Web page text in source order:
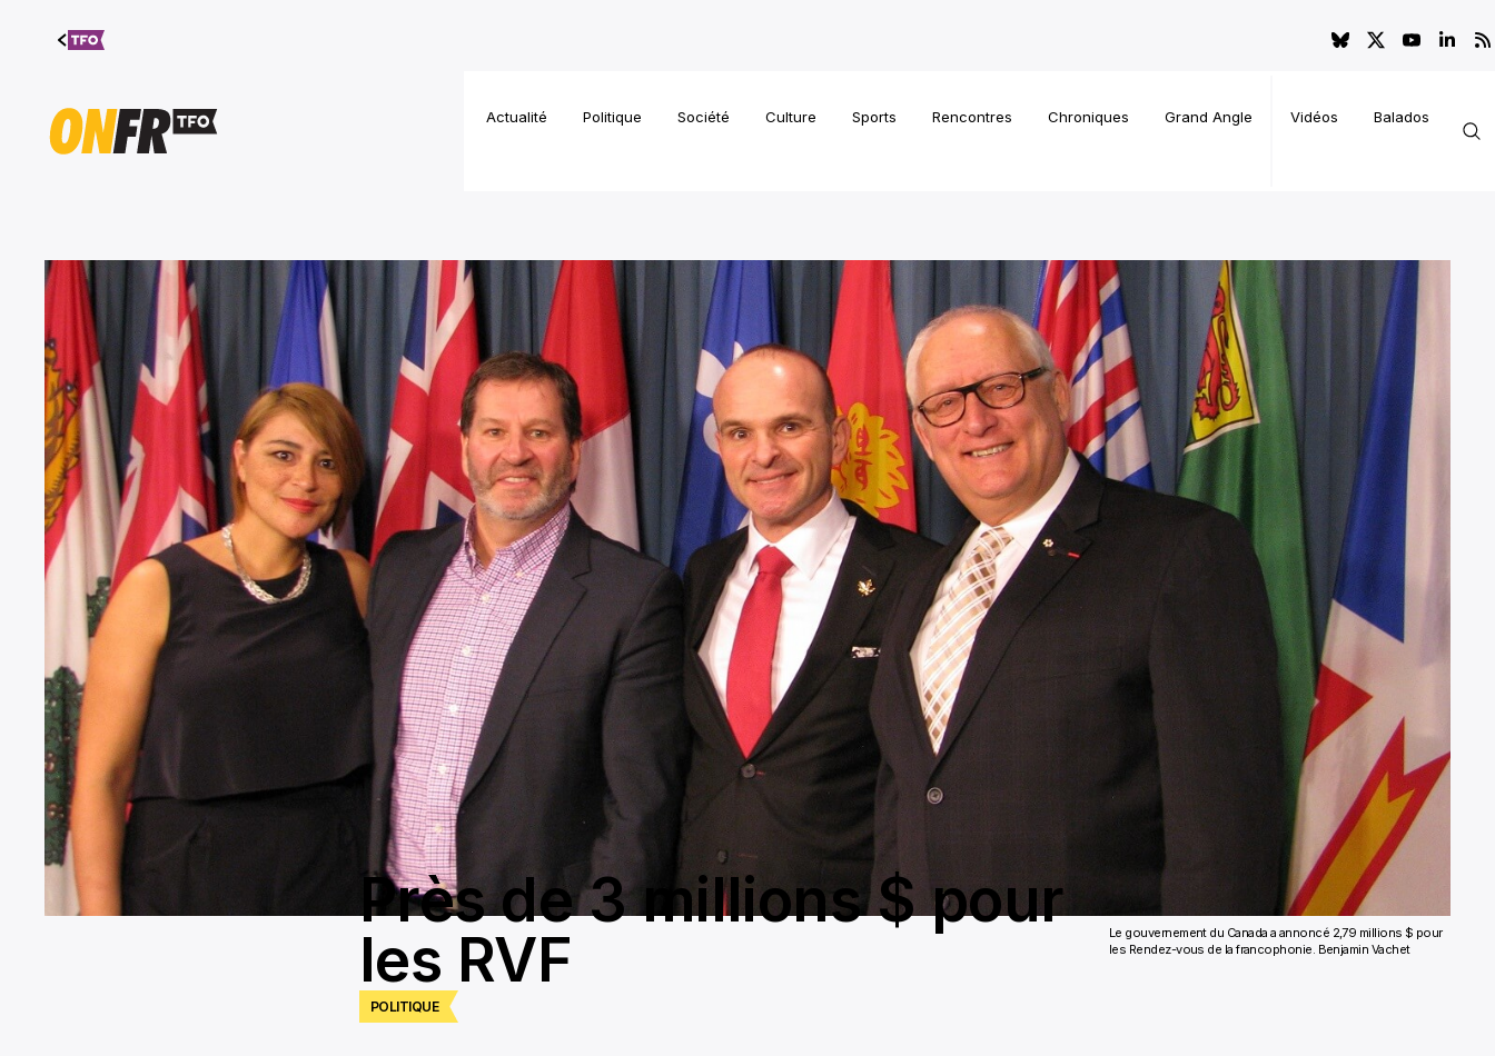
Aller au
contenu
Actualité Politique Société Culture Sports Rencontres Chroniques Grand Angle Vidéos Balados
Le gouvernement du Canada a annoncé 2,79 millions $ pour
les Rendez-vous de la francophonie. Benjamin Vachet
POLITIQUE
Près de 3 millions $ pour
les RVF